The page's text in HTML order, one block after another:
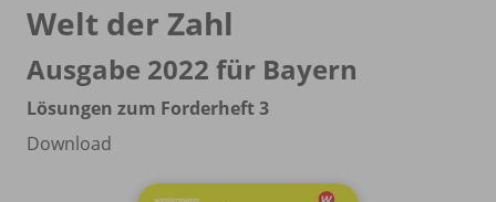
Welt der Zahl
Ausgabe 2022 für Bayern
Lösungen zum Forderheft 3
Download